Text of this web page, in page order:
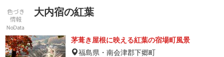
大内宿の紅葉
茅葺き屋根に映える紅葉の宿場町風景
福島県・南会津郡下郷町